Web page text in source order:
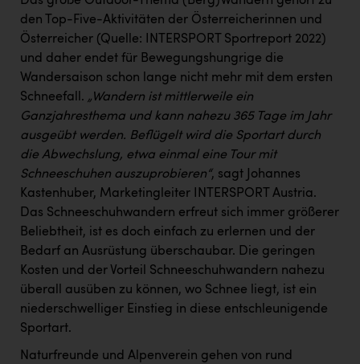
Passage Linz
PÜSPÖK
REMAX
RE/MAX Welcome
Resch&Frisch
RUBBLE MASTER
Ruderclub Wels
SCRI - Salzburg Cancer Research Institute
SCHMACHTL GmbH
Schwingshandl - automation technology gmbh
Seher + Partner
den Top-Five-Aktivitäten der Österreicherinnen und
Österreicher (Quelle: INTERSPORT Sportreport 2022)
und daher endet für Bewegungshungrige die
Wandersaison schon lange nicht mehr mit dem ersten
Schneefall. „Wandern ist mittlerweile ein
Ganzjahresthema und kann nahezu 365 Tage im Jahr
ausgeübt werden. Beflügelt wird die Sportart durch
die Abwechslung, etwa einmal eine Tour mit
Schneeschuhen auszuprobieren“, sagt Johannes
Kastenhuber, Marketingleiter INTERSPORT Austria.
Das Schneeschuhwandern erfreut sich immer größerer
Beliebtheit, ist es doch einfach zu erlernen und der
Bedarf an Ausrüstung überschaubar. Die geringen
Kosten und der Vorteil Schneeschuhwandern nahezu
überall ausüben zu können, wo Schnee liegt, ist ein
niederschwelliger Einstieg in diese entschleunigende
Sportart.
Naturfreunde und Alpenverein gehen von rund